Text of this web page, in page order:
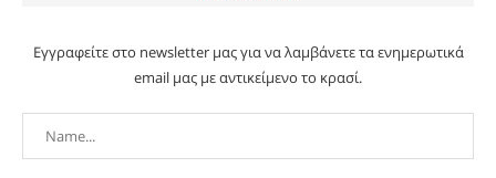
Εγγραφείτε στο newsletter μας για να λαμβάνετε τα ενημερωτικά
email μας με αντικείμενο το κρασί.